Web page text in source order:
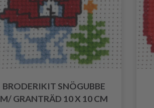
BRODERIKIT SNÖGUBBE
M/ GRANTRÄD 10 X 10 CM